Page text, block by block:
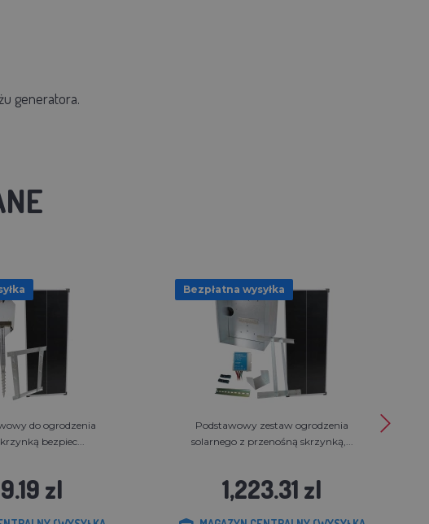
generatora.
do ogrodzenia
bezpiec...
zl
Bezpłatna wysyłka
Podstawowy zestaw ogrodzenia
solarnego z przenośną skrzynką,...
1,223.31 zl